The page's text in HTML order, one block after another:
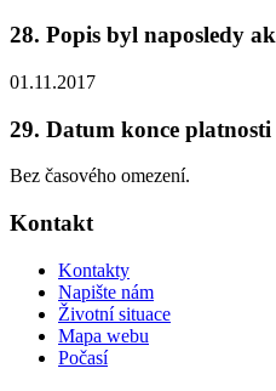
28. Popis byl naposledy
01.11.2017
29. Datum konce platnosti
Bez časového omezení.
Kontakt
Kontakty
Napište nám
Životní situace
Mapa webu
Počasí